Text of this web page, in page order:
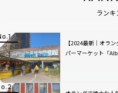
ランキ
【2024最新｜オラ
パーマーケット「